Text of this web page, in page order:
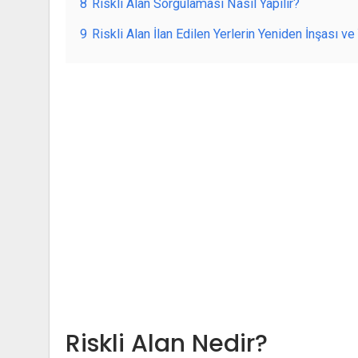
8 Riskli Alan Sorgulaması Nasıl Yapılır?
9 Riskli Alan İlan Edilen Yerlerin Yeniden İnşası
Riskli Alan Nedir?